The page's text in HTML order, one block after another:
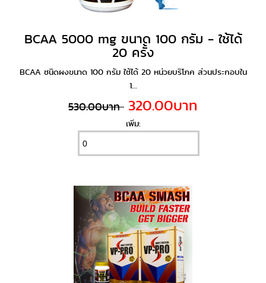
BCAA 5000 mg ขนาด 100 กรัม - ใช้ได้
20 ครั้ง
BCAA ชนิดผงขนาด 100 กรัม ใช้ได้ 20 หน่วยบริโภค ส่วนประกอบใน
1...
530.00บาท 320.00บาท
เพิ่ม: